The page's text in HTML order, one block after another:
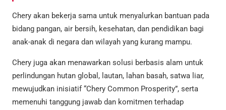
Chery akan bekerja sama untuk menyalurkan bantuan pada
bidang pangan, air bersih, kesehatan, dan pendidikan bagi
anak-anak di negara dan wilayah yang kurang mampu.
Chery juga akan menawarkan solusi berbasis alam untuk
perlindungan hutan global, lautan, lahan basah, satwa liar,
mewujudkan inisiatif “Chery Common Prosperity”, serta
memenuhi tanggung jawab dan komitmen terhadap